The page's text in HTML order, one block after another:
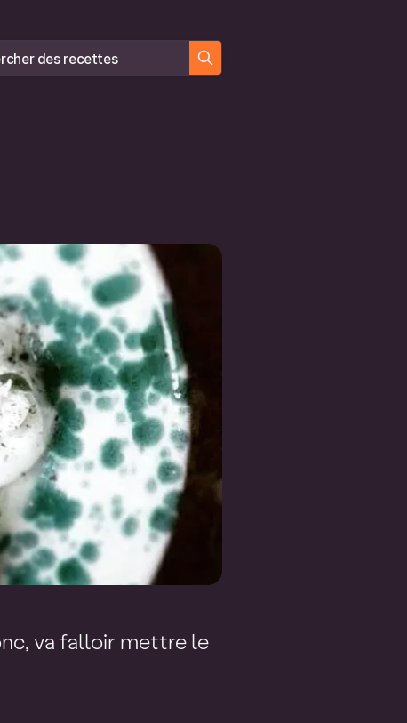
des recettes
va falloir mettre le